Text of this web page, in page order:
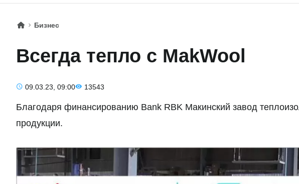
Бизнес
Всегда тепло с MakWool
09.03.23, 09:00 13543
Благодаря финансированию Bank RBK Макинский завод
продукции.